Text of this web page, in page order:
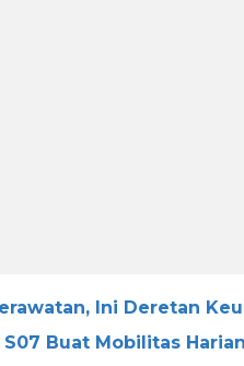
Ini Deretan
Buat Mobilitas Harian